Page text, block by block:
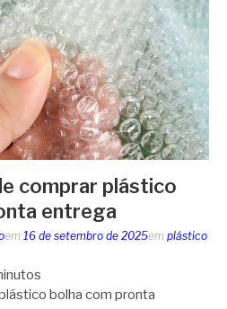
comprar plástico
entrega
em 16 de setembro de 2025em plástico
bolha com pronta